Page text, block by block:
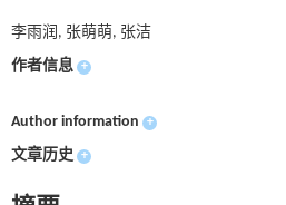
李雨润, 张萌萌, 张洁
作者信息 +
Author information +
文章历史 +